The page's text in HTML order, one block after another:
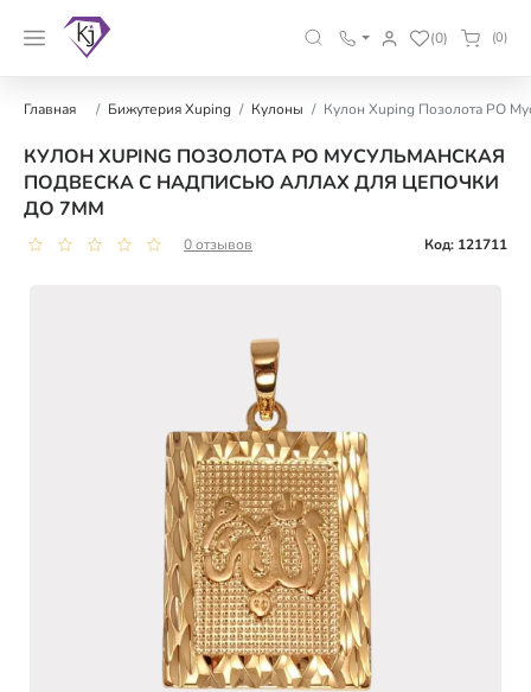
(0) (0)
Главная Бижутерия Xuping Кулоны Кулон Xuping Позолота РО
КУЛОН XUPING ПОЗОЛОТА РО МУСУЛЬМАНСКАЯ
ПОДВЕСКА С НАДПИСЬЮ АЛЛАХ ДЛЯ ЦЕПОЧКИ
ДО 7ММ
0 отзывов Код: 121711